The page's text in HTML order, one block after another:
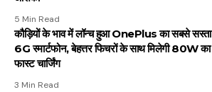
5 Min Read
कौड़ियों के भाव में लॉन्च हुआ OnePlus का सबसे सस्ता
6G स्मार्टफोन, बेहत्तर फिचरों के साथ मिलेगी 80W का
फास्ट चार्जिंग
3 Min Read